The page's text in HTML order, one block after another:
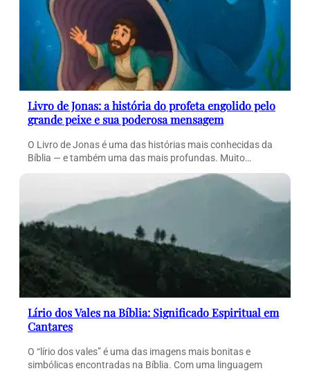
Livro de Jonas: a história do profeta engolido pelo
grande peixe e sua poderosa mensagem
O Livro de Jonas é uma das histórias mais conhecidas da
Bíblia — e também uma das mais profundas. Muito…
Lírio dos Vales na Bíblia: Significado Espiritual em
Cantares
O “lírio dos vales” é uma das imagens mais bonitas e
simbólicas encontradas na Bíblia. Com uma linguagem